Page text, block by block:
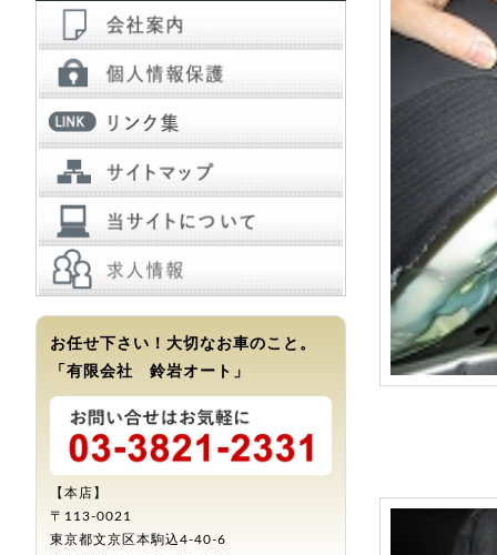
お任せ下さい！大切なお車のこと。
「有限会社 鈴岩オート」
【本店】
〒113-0021
東京都文京区本駒込4-40-6